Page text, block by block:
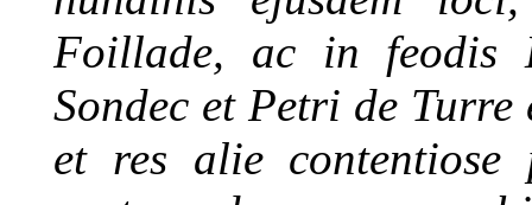
Foillade, ac in feodis
Sondec et Petri de
et res alie